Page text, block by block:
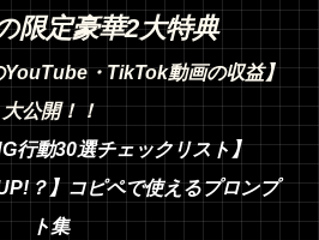
限定豪華2大特典
・TikTok動画の収益】
大公開！！
行動30選チェックリスト】
？】コピペで使えるプロンプ
ト集